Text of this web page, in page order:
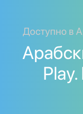
Доступно в